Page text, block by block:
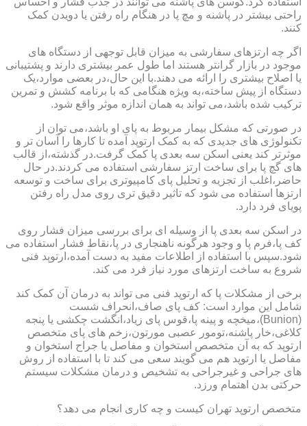
راحتی بیشتر در پاشنه و مچ پا در هنگام راه رفتن یا دویدن کمک
کنند.
اگر چه ارتزهای سفارشی به میزان قابل توجهی از دستگاه های
موجود در بازار گرانتر هستند اما طول عمر بیشتری دارند و پشتیبانی
یا اصلاح بیشتری را ارائه می دهند.با این حال،در بعضی موارد،یک
دستگاه از پیش ساخته،به ویژه هنگامی که با برنامه کشش و تمرین
ترکیب شده باشد،می تواند به همان اندازه موثر واقع شود.
در صورتی که مشکل بیمار مربوط به پای او باشد،می توان از
تکنولوژی های جدیدی که به کمک ارتوپد آمده تا کارها را آسان تر و
موثرتر کند یعنی اسکن سه بعدی پا کمک گرفت.در گذشته،از قالب
های گچ پا برای ساخت ارتز سفارشی استفاده می کردند.در حال
حاضر،اغلب از تجزیه و تحلیل پای کامپیوتری برای ساخت و توسعه
ارتزها استفاده می شود که تاثیر دقیق تری روی مدل راه رفتن
پویای فرد دارد.
در اسکن سه بعدی پا از وسیله ای برای بررسی میزان فشار روی
کف پا،فرم پا و وجود هرگونه ناهنجاری در پا،نقاط فشار استفاده می
شود.سپس با استفاده از اطلاعات مفید به دست آمده،ارتوپد فنی
شروع به ساخت ارتزهای مورد نیاز فرد می کند.
برخی از مشکلات پا که ارتوپد فنی می تواند به درمان آن کمک کند
شامل این موارد است: کف پای صاف،انحراف شست
(Bunion)،میخچه و پینه پا،قوس پای زیاد،انگشت چکشی یا پنجه
کلاغی،خار پاشنه،تومور عصبی مورتون،زخم های پای متخصص
ارتوپد که به آن متخصص استخوان و مفاصل یا جراح استخوان و
مفاصل یا ارتوپد هم می گویند سعی می کند تا با استفاده از روش
های جراحی و غیرجراحی به تشخیص و درمان مشکلات سیستم
حرکتی بدن اهتمام ورزد.
متخصص ارتوپد تهران کیست و چه کاری انجام می دهد؟